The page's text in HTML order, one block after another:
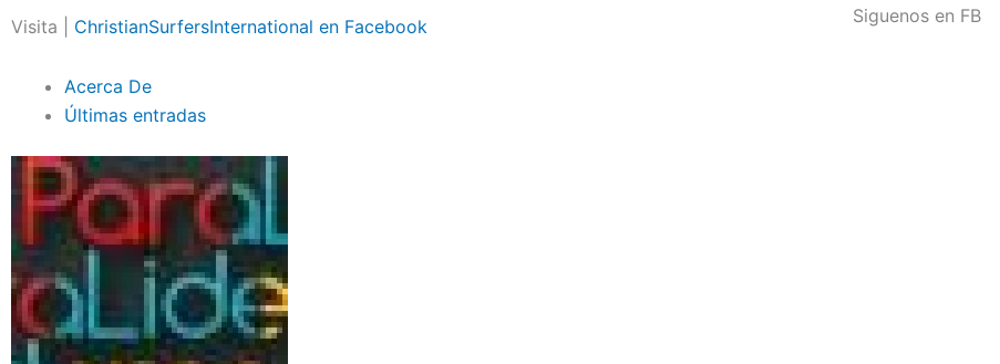
Visita | ChristianSurfersInternational en Facebook
Acerca De
Últimas entradas
Siguenos en FB